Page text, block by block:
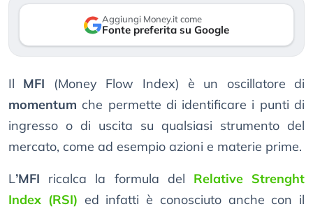
Aggiungi Money.it come
Fonte preferita su Google
Il MFI (Money Flow Index) è un oscillatore di
momentum che permette di identificare i punti di
ingresso o di uscita su qualsiasi strumento del
mercato, come ad esempio azioni e materie prime.
L’MFI ricalca la formula del Relative Strenght
Index (RSI) ed infatti è conosciuto anche con il